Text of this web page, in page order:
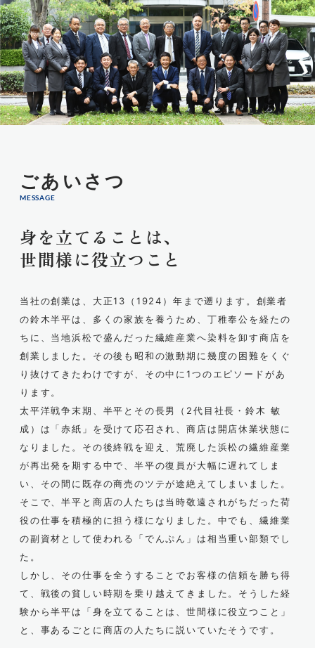
ごあいさつ
MESSAGE
身を立てることは、
世間様に役立つこと
当社の創業は、大正13（1924）年まで遡ります。創業者
の鈴木半平は、多くの家族を養うため、丁稚奉公を経たの
ちに、当地浜松で盛んだった繊維産業へ染料を卸す商店を
創業しました。その後も昭和の激動期に幾度の困難をくぐ
り抜けてきたわけですが、その中に1つのエピソードがあ
ります。
太平洋戦争末期、半平とその長男（2代目社長・鈴木 敏
成）は「赤紙」を受けて応召され、商店は開店休業状態に
なりました。その後終戦を迎え、荒廃した浜松の繊維産業
が再出発を期する中で、半平の復員が大幅に遅れてしま
い、その間に既存の商売のツテが途絶えてしまいました。
そこで、半平と商店の人たちは当時敬遠されがちだった荷
役の仕事を積極的に担う様になりました。中でも、繊維業
の副資材として使われる「でんぷん」は相当重い部類でし
た。
しかし、その仕事を全うすることでお客様の信頼を勝ち得
て、戦後の貧しい時期を乗り越えてきました。そうした経
験から半平は「身を立てることは、世間様に役立つこと」
と、事あるごとに商店の人たちに説いていたそうです。